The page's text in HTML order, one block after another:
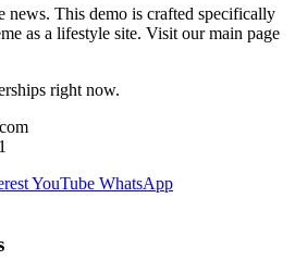
news. This demo is crafted specifically
as a lifestyle site. Visit our main page
right now.
YouTube WhatsApp